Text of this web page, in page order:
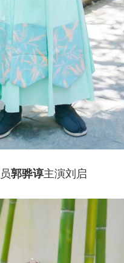
郭骅谆主演刘启